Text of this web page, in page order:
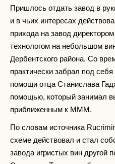
Пришлось отдать завод в
и в чьих интересах
прихода на завод
технологом на небольшом
Дербентского района. Со
практически забрал под
помощи отца Станислава
помощью, который занимал
приближенным к МММ.
По словам источника
схеме действовал и стал
завода игристых вин другой